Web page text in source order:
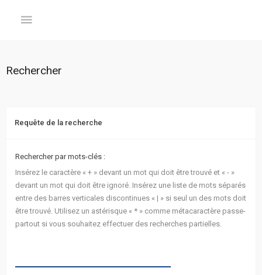
FORUM
Sujets
sans
réponse
actifs
Rechercher
Requête de la recherche
Rechercher par mots-clés :
Insérez le caractère « + » devant un mot qui doit être trouvé et « - »
devant un mot qui doit être ignoré. Insérez une liste de mots séparés
entre des barres verticales discontinues « | » si seul un des mots doit
être trouvé. Utilisez un astérisque « * » comme métacaractère passe-
partout si vous souhaitez effectuer des recherches partielles.